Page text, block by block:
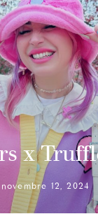
x
novembre 12, 2024